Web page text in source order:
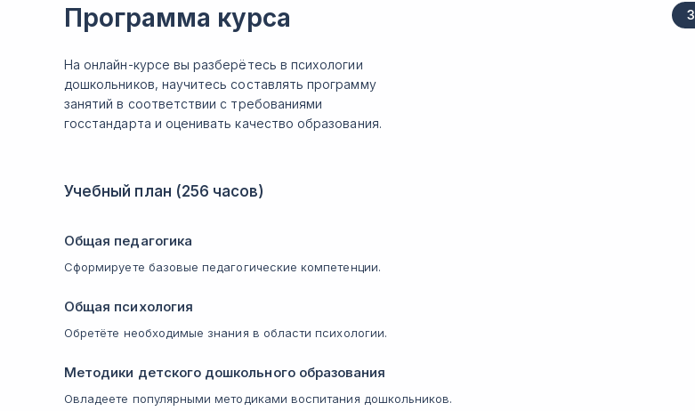
Программа курса
На онлайн-курсе вы разберётесь в психологии
дошкольников, научитесь составлять программу
занятий в соответствии с требованиями
госстандарта и оценивать качество образования.
3
Учебный план (256 часов)
Общая педагогика
Сформируете базовые педагогические компетенции.
Общая психология
Обретёте необходимые знания в области психологии.
Методики детского дошкольного образования
Овладеете популярными методиками воспитания дошкольников.